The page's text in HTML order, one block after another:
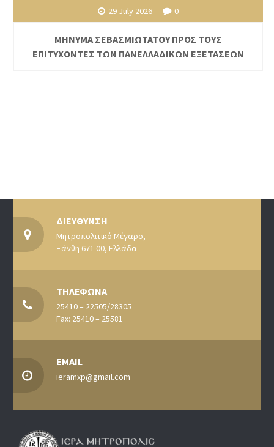
29 July 2026 0
ΜΗΝΥΜΑ ΣΕΒΑΣΜΙΩΤΑΤΟΥ ΠΡΟΣ ΤΟΥΣ
ΕΠΙΤΥΧΟΝΤΕΣ ΤΩΝ ΠΑΝΕΛΛΑΔΙΚΩΝ ΕΞΕΤΑΣΕΩΝ
ΔΙΕΥΘΥΝΣΗ
Μητροπολιτικό Μέγαρο,
Ξάνθη 671 00, Ελλάδα
ΤΗΛΕΦΩΝΑ
25410 – 22505/28305
Fax: 25410 – 25581
EMAIL
ieramxp@gmail.com